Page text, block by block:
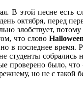
В этой песне есть
октября, перед
злобствует,
что словоHalloween
в последнее время.
студенты собрались
проверено было,
но не с такой